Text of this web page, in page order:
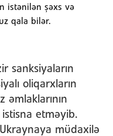
istənilən şəxs və
qala bilər.
sanksiyaların
oliqarxların
əmlaklarının
istisna etməyib.
müdaxilə